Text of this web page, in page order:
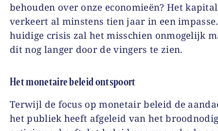
behouden over onze economieën? Het
verkeert al minstens tien jaar in een
huidige crisis zal het misschien onmogelijk
dit nog langer door de vingers te zien.
Het monetaire beleid ontspoort
Terwijl de focus op monetair beleid de
het publiek heeft afgeleid van het